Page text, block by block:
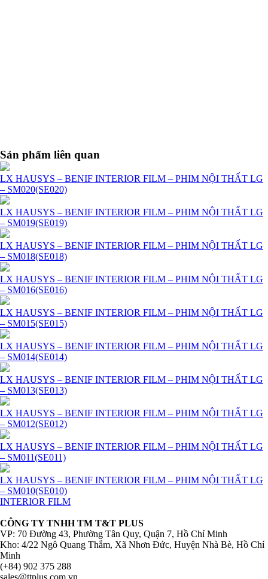
Sản phẩm liên quan
LX HAUSYS – BENIF INTERIOR FILM – PHIM NỘI THẤT LG
– SM020(SE020)
LX HAUSYS – BENIF INTERIOR FILM – PHIM NỘI THẤT LG
– SM019(SE019)
LX HAUSYS – BENIF INTERIOR FILM – PHIM NỘI THẤT LG
– SM018(SE018)
LX HAUSYS – BENIF INTERIOR FILM – PHIM NỘI THẤT LG
– SM016(SE016)
LX HAUSYS – BENIF INTERIOR FILM – PHIM NỘI THẤT LG
– SM015(SE015)
LX HAUSYS – BENIF INTERIOR FILM – PHIM NỘI THẤT LG
– SM014(SE014)
LX HAUSYS – BENIF INTERIOR FILM – PHIM NỘI THẤT LG
– SM013(SE013)
LX HAUSYS – BENIF INTERIOR FILM – PHIM NỘI THẤT LG
– SM012(SE012)
LX HAUSYS – BENIF INTERIOR FILM – PHIM NỘI THẤT LG
– SM011(SE011)
LX HAUSYS – BENIF INTERIOR FILM – PHIM NỘI THẤT LG
– SM010(SE010)
INTERIOR FILM
CÔNG TY TNHH TM T&T PLUS
VP: 70 Đường 43, Phường Tân Quy, Quận 7, Hồ Chí Minh
Kho: 4/22 Ngô Quang Thắm, Xã Nhơn Đức, Huyện Nhà Bè, Hồ Chí
Minh
(+84) 902 375 288
sales@ttplus.com.vn